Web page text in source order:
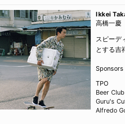
Ikkei
高橋一慶
スピーデ
とする吉
Sponsors
TPO
Beer Club
Guru's
Alfredo